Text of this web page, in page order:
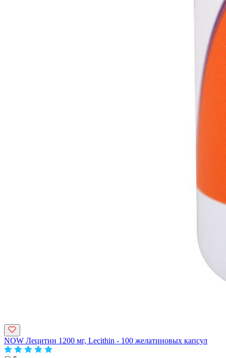
NOW Лецитин 1200 мг, Lecithin - 100 желатиновых капсул